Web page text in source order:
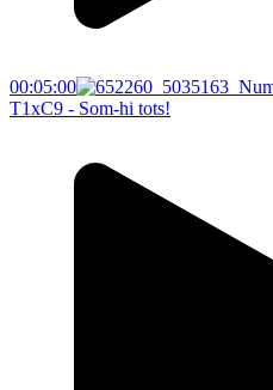
00:05:00
T1xC9 - Som-hi tots!